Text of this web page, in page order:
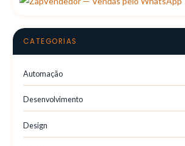
CATEGORIAS
Automação
Desenvolvimento
Design